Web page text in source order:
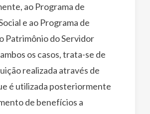
ao Programa de
e ao Programa de
Patrimônio do Servidor
os casos, trata-se de
realizada através de
é utilizada posteriormente
de benefícios a